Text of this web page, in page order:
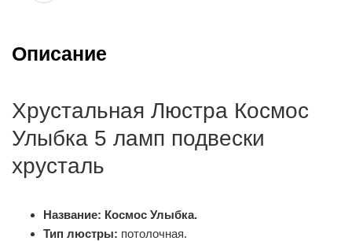
Описание
Хрустальная Люстра Космос
Улыбка 5 ламп подвески
хрусталь
Название: Космос Улыбка.
Тип люстры: потолочная.